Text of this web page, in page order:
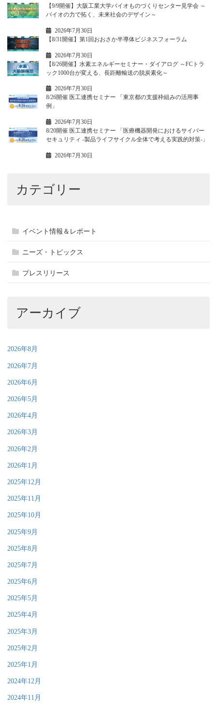
【9/9開催】大阪工業大学バイオものづくりセンター見学会 ～
バイオの力で拓く、未来社会のデザイン～
2026年7月30日
【8/31開催】第1回おおさか半導体ビジネスフォーラム
2026年7月30日
【8/26開催】水素エネルギーセミナー・ダイアログ ～FCトラ
ック1000台が変える、長距離輸送の脱炭素化～
2026年7月30日
8/26開催 医工連携セミナー 「東京都の支援枠組みの活用事
例」
2026年7月30日
8/20開催 医工連携セミナー 「医療機器開発におけるサイバー
セキュリティ -製品ライフサイクル全体で考える実践的対策-」
2026年7月30日
カテゴリー
イベント情報＆レポート
ニーズ・トピックス
プレスリリース
アーカイブ
2026年8月
2026年7月
2026年6月
2026年5月
2026年4月
2026年3月
2026年2月
2026年1月
2025年12月
2025年11月
2025年10月
2025年9月
2025年8月
2025年7月
2025年6月
2025年5月
2025年4月
2025年3月
2025年2月
2025年1月
2024年12月
2024年11月